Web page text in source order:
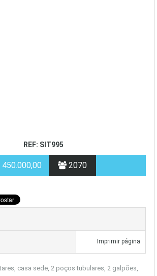
REF: SIT995
450.000,00 2070
Imprimir página
casa sede, 2 poços tubulares, 2 galpões,